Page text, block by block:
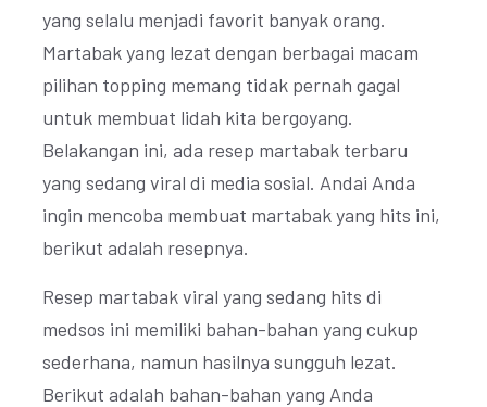
yang selalu menjadi favorit banyak orang.
Martabak yang lezat dengan berbagai macam
pilihan topping memang tidak pernah gagal
untuk membuat lidah kita bergoyang.
Belakangan ini, ada resep martabak terbaru
yang sedang viral di media sosial. Andai Anda
ingin mencoba membuat martabak yang hits ini,
berikut adalah resepnya.
Resep martabak viral yang sedang hits di
medsos ini memiliki bahan-bahan yang cukup
sederhana, namun hasilnya sungguh lezat.
Berikut adalah bahan-bahan yang Anda